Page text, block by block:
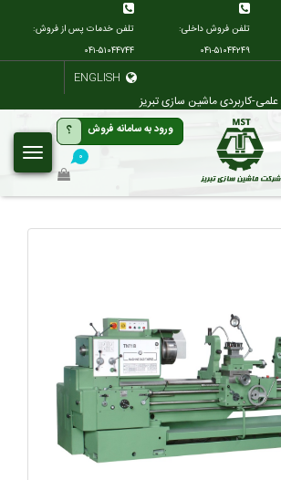
تلفن فروش داخلی:
۰۴۱-۵۱۰۴۴۲۴۹
تلفن خدمات پس از فروش:
۰۴۱-۵۱۰۴۴۷۴۴
کاربردی ماشین سازی تبریز
ورود به سامانه فروش ؟
۰